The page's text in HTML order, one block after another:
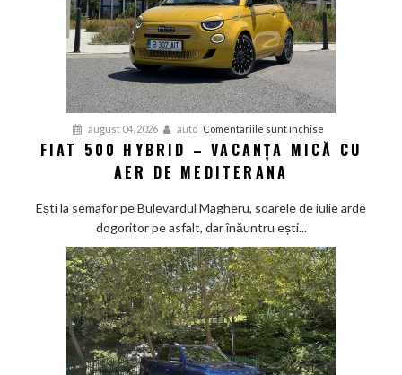
bunele
maniere
pe
august 04, 2026 auto Comentariile sunt închise
Fiat
–
mică
cu
aer
de
Mediterana
FIAT 500 HYBRID – VACANȚA MICĂ CU
AER DE MEDITERANA
Ești la semafor pe Bulevardul Magheru, soarele de iulie arde
dogoritor pe asfalt, dar înăuntru ești...